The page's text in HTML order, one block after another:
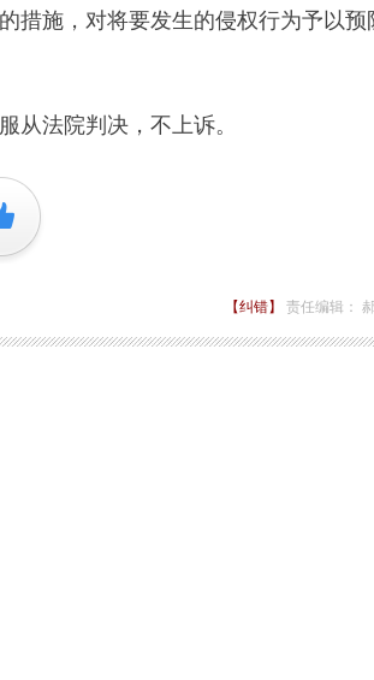
措施，对将要发生的侵权行为予以预
法院判决，不上诉。
【纠错】 责任编辑：